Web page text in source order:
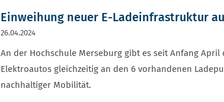
Einweihung neuer E-Ladeinfrastruktur
26.04.2024
An der Hochschule Merseburg gibt es seit Anfang
Elektroautos gleichzeitig an den 6 vorhandenen
nachhaltiger Mobilität.